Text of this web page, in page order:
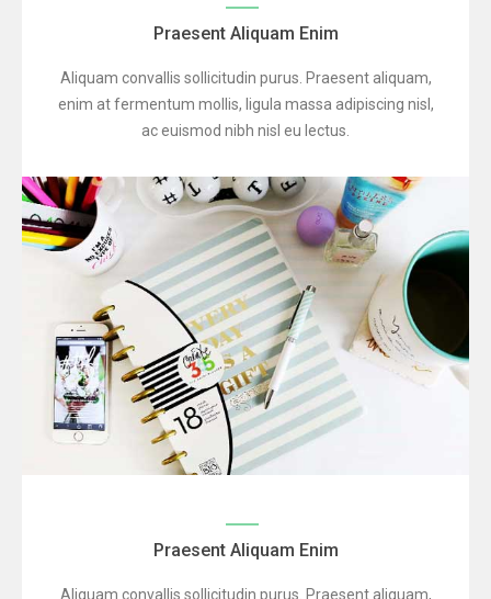
Praesent Aliquam Enim
Aliquam convallis sollicitudin purus. Praesent aliquam,
enim at fermentum mollis, ligula massa adipiscing nisl,
ac euismod nibh nisl eu lectus.
Praesent Aliquam Enim
Aliquam convallis sollicitudin purus. Praesent aliquam,